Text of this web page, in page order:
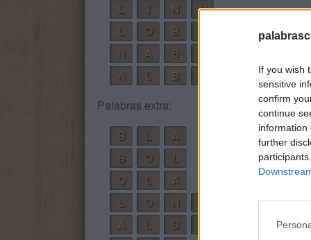
If you wish
sensitive
confirm
continue
information
further
L
N
O
L
O B
N
A B
A
L B
O
Palabras extra:
B
L
A
B
O
L
O
L
A
L
O N
A
L B